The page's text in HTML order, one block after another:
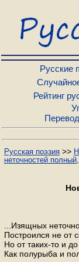
Русские
Стихи
Рейтинг
Рейтинг
Русские
Рейтинг
Русская поэзия >>
неточностей
...Изящных
Построился не от
Но от таких-то и до
Как полурыба и